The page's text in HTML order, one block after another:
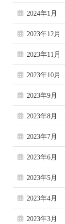
2024年1月
2023年12月
2023年11月
2023年10月
2023年9月
2023年8月
2023年7月
2023年6月
2023年5月
2023年4月
2023年3月